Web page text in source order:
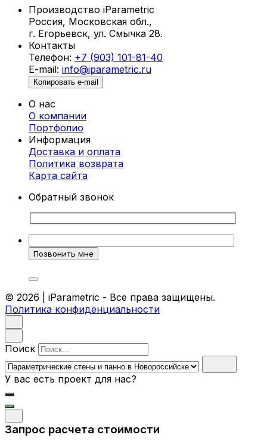
глубину и индивидуальность.
Что такое параметрические стены и
панно?
Параметрические стены и панно в
Новороссийске создаются с использованием
инновационных методов параметрического
моделирования. Это позволяет разрабатывать
сложные геометрические формы, которые
преобразуют пространство и придают ему
уникальный стиль. Каждое изделие
проектируется индивидуально, чтобы
соответствовать вашему вкусу и
особенностям интерьера.
Преимущества параметрических стен и
панно
Индивидуальный подход.Каждое панно
разрабатывается с учетом ваших
предпочтений и потребностей.
узоры и формы создают визуальную
динамику и добавляют пространству
характер.
экологически чистые материалы.
Функциональность.Параметрические
стены могут выступать в роли
декоративных элементов, звукоизоляции
параметрические стены и панно?
Производство iParametric
Россия, Московская обл.,
г. Егорьевск, ул. Смычка 28.
Контакты
Телефон: +7 (903) 101-81-40
E-mail: info@iparametric.ru
Копировать e-mail
О нас
О компании
Портфолио
Информация
Доставка и оплата
Политика возврата
Карта cайта
Обратный звонок
© 2026 | iParametric - Все права защищены.
Политика конфиденциальности
Поиск
У вас есть проект для нас?
Запрос расчета стоимости